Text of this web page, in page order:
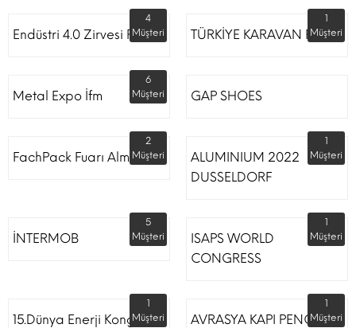
Endüstri 4.0 Zirvesi Fuarı
4
Müşteri
TÜRKİYE KARAVAN FUARI
1
Müşteri
Metal Expo İfm
6
Müşteri
GAP SHOES
FachPack Fuarı Almanya
2
Müşteri
ALUMINIUM 2022
DUSSELDORF
1
Müşteri
İNTERMOB
5
Müşteri
ISAPS WORLD
CONGRESS
1
Müşteri
15.Dünya Enerji Kongresi
1
Müşteri
AVRASYA KAPI PENCERE
1
Müşteri